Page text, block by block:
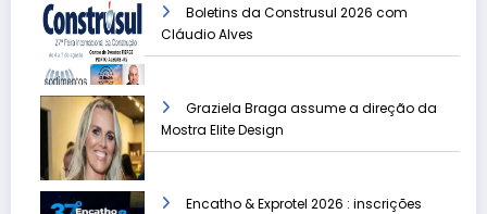
Boletins da Construsul 2026 com
Cláudio Alves
Graziela Braga assume a direção da
Mostra Elite Design
Encatho & Exprotel 2026 : inscrições